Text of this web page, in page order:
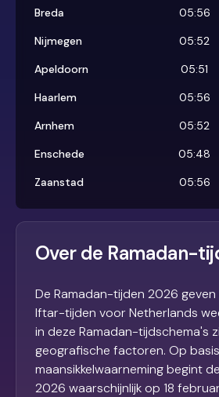
Breda
05:56
Nijmegen
05:52
Apeldoorn
05:51
Haarlem
05:56
Arnhem
05:52
Enschede
05:48
Zaanstad
05:56
Over de Ramadan-
De Ramadan-tijden 2026 geven
Iftar-tijden voor Netherlands
in deze Ramadan-tijdschema's
geografische factoren. Op
maansikkelwaarneming begint
2026 waarschijnlijk op 18